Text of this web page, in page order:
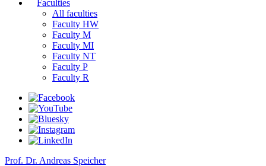
Faculties
All faculties
Faculty HW
Faculty M
Faculty MI
Faculty NT
Faculty P
Faculty R
Prof. Dr. Andreas Speicher